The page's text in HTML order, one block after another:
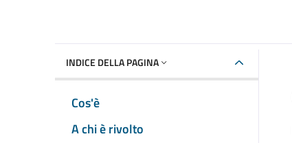
INDICE DELLA PAGINA
Cos'è
A chi è rivolto